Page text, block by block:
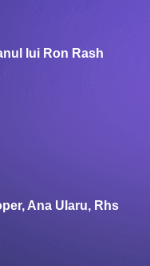
lui Ron Rash
Ana Ularu, Rhs